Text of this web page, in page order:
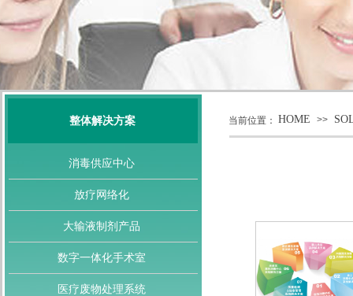
消毒供应中心
放疗网络化
大输液制剂产品
数字一体化手术室
医疗废物处理系统
HOME >>
整体解决方案 当前位置：